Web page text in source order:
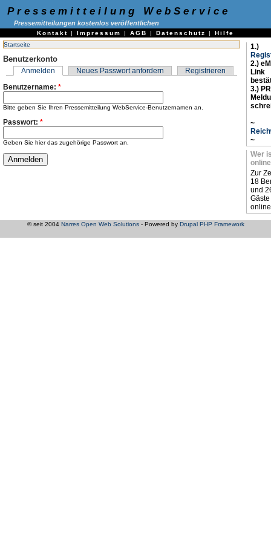
Pressemitteilung WebService
Pressemitteilungen kostenlos veröffentlichen
Kontakt | Impressum | AGB | Datenschutz | Hilfe
Startseite
Benutzerkonto
Anmelden Neues Passwort anfordern
Registrieren
Benutzername: *
Bitte geben Sie Ihren Pressemitteilung WebService-Benutzernamen an.
Passwort: *
Geben Sie hier das zugehörige Passwort an.
1.)
2.)
Link
3.)
~
~
Wer
online
Zur
18
und
Gäste
© seit 2004 Narres Open Web Solutions- Powered by Drupal PHP Framework